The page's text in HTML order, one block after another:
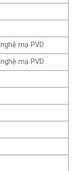
mạ PVD
mạ PVD